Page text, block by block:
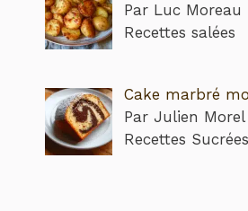
Par Luc Moreau
Recettes salées
Cake marbré
Par Julien Morel
Recettes Sucrées